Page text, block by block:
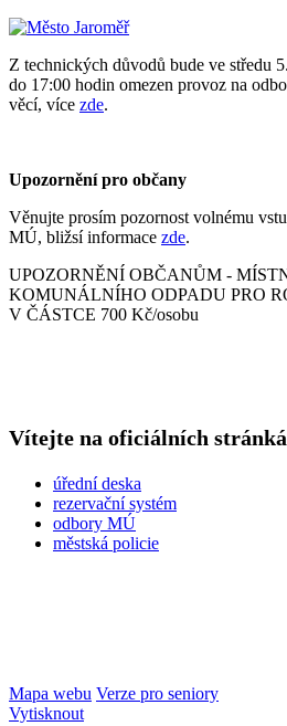
Z technických důvodů bude ve středu
do 17:00 hodin omezen provoz na
věcí, více zde.
Upozornění pro občany
Věnujte prosím pozornost volnému
MÚ, bližsí informace zde.
UPOZORNĚNÍ OBČANŮM -
KOMUNÁLNÍHO ODPADU PRO
V ČÁSTCE 700 Kč/osobu
Vítejte na oficiálních
úřední deska
rezervační systém
odbory MÚ
městská policie
Mapa webu Verze pro seniory
Vytisknout